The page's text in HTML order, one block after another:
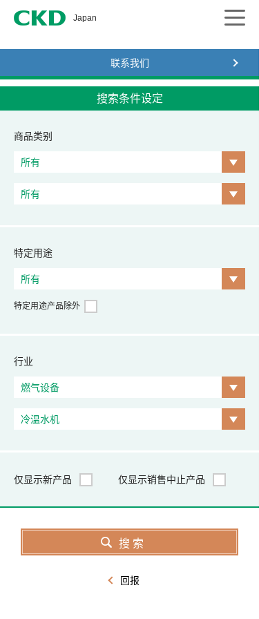
CKD
Japan
联系我们
搜索条件设定
商品类别
特定用途
特定用途产品除外
行业
仅显示新产品 仅显示销售中止产品
回报